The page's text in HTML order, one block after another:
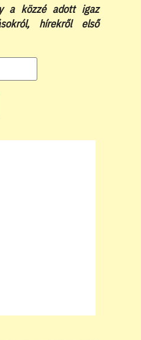
a közzé adott igaz
hírekről első